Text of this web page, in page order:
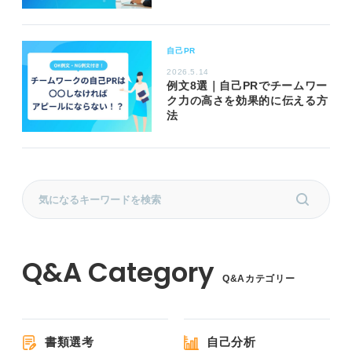
自己PR
2026.5.14
例文8選｜自己PRでチームワー
ク力の高さを効果的に伝える方
法
Q&Aカテゴリー
書類選考 自己分析